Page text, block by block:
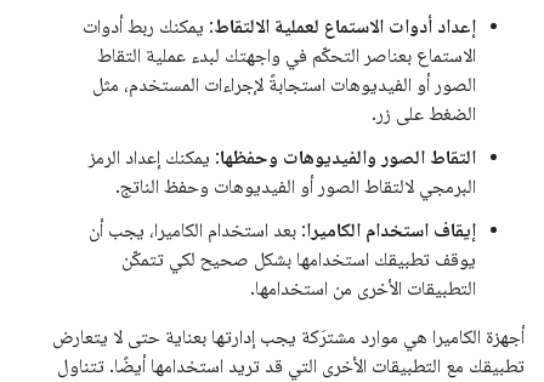
إعداد أدوات الاستماع لعملية الالتقاط: يمكنك ربط أدوات
الاستماع بعناصر التحكّم في واجهتك لبدء عملية التقاط
الصور أو الفيديوهات استجابةً لإجراءات المستخدم، مثل
الضغط على زر.
التقاط الصور والفيديوهات وحفظها: يمكنك إعداد الرمز
البرمجي لالتقاط الصور أو الفيديوهات وحفظ الناتج.
إيقاف استخدام الكاميرا: بعد استخدام الكاميرا، يجب أن
يوقف تطبيقك استخدامها بشكل صحيح لكي تتمكّن
التطبيقات الأخرى من استخدامها.
أجهزة الكاميرا هي موارد مشترَكة يجب إدارتها بعناية حتى لا يتعارض
تطبيقك مع التطبيقات الأخرى التي قد تريد استخدامها أيضًا. تتناول